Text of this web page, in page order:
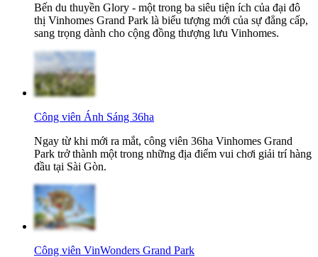
Bến du thuyền Glory - một trong ba siêu tiện ích của đại đô
thị Vinhomes Grand Park là biểu tượng mới của sự đẳng cấp,
sang trọng dành cho cộng đồng thượng lưu Vinhomes.
Công viên Ánh Sáng 36ha
Ngay từ khi mới ra mắt, công viên 36ha Vinhomes Grand
Park trở thành một trong những địa điểm vui chơi giải trí hàng
đầu tại Sài Gòn.
Công viên VinWonders Grand Park